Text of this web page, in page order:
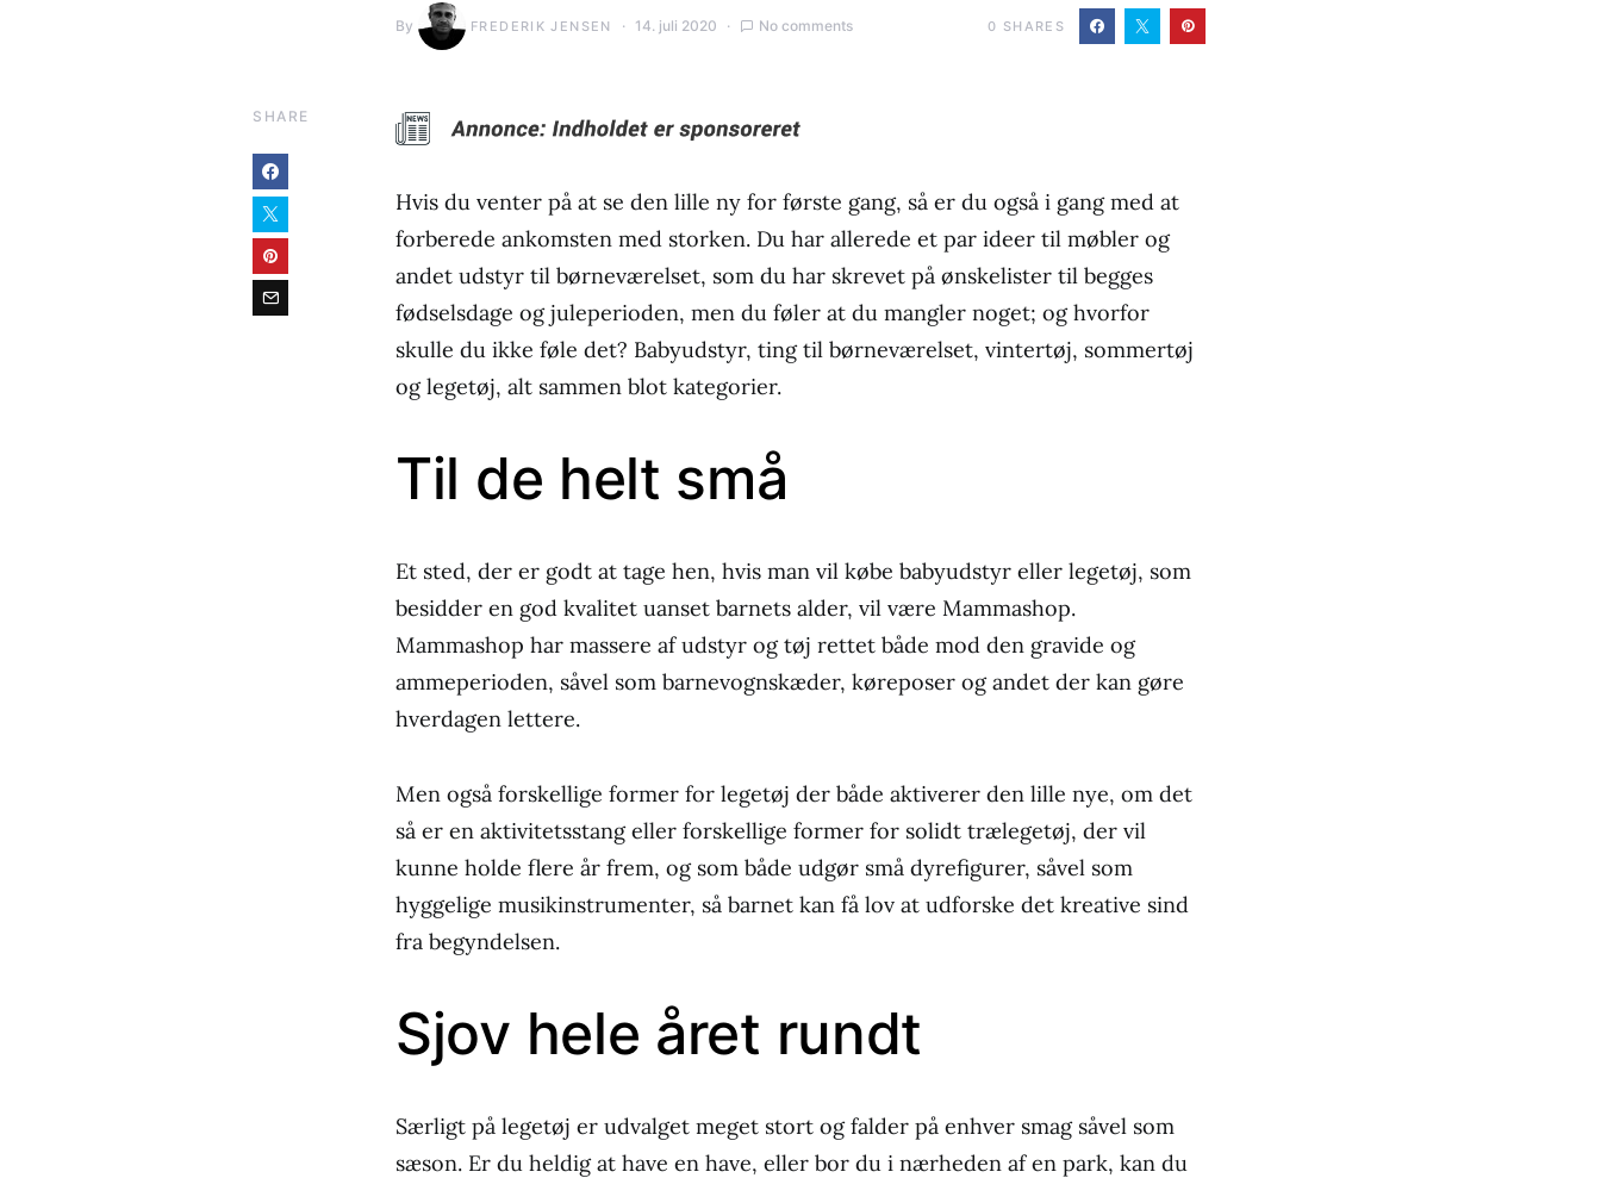
By FREDERIK JENSEN 14. juli 2020 No comments 0 SHARES
SHARE
Hvis du venter på at se den lille ny for første gang, så er du også i gang med at
forberede ankomsten med storken. Du har allerede et par ideer til møbler og
andet udstyr til børneværelset, som du har skrevet på ønskelister til begges
fødselsdage og juleperioden, men du føler at du mangler noget; og hvorfor
skulle du ikke føle det? Babyudstyr, ting til børneværelset, vintertøj, sommertøj
og legetøj, alt sammen blot kategorier.
Til de helt små
Et sted, der er godt at tage hen, hvis man vil købe babyudstyr eller legetøj, som
besidder en god kvalitet uanset barnets alder, vil være Mammashop.
Mammashop har massere af udstyr og tøj rettet både mod den gravide og
ammeperioden, såvel som barnevognskæder, køreposer og andet der kan gøre
hverdagen lettere.
Men også forskellige former for legetøj der både aktiverer den lille nye, om det
så er en aktivitetsstang eller forskellige former for solidt trælegetøj, der vil
kunne holde flere år frem, og som både udgør små dyrefigurer, såvel som
hyggelige musikinstrumenter, så barnet kan få lov at udforske det kreative sind
fra begyndelsen.
Sjov hele året rundt
Særligt på legetøj er udvalget meget stort og falder på enhver smag såvel som
sæson. Er du heldig at have en have, eller bor du i nærheden af en park, kan du